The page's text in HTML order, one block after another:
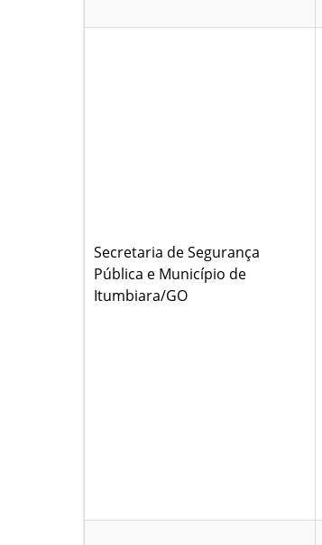
Secretaria de Segurança
Pública e Município de
Itumbiara/GO